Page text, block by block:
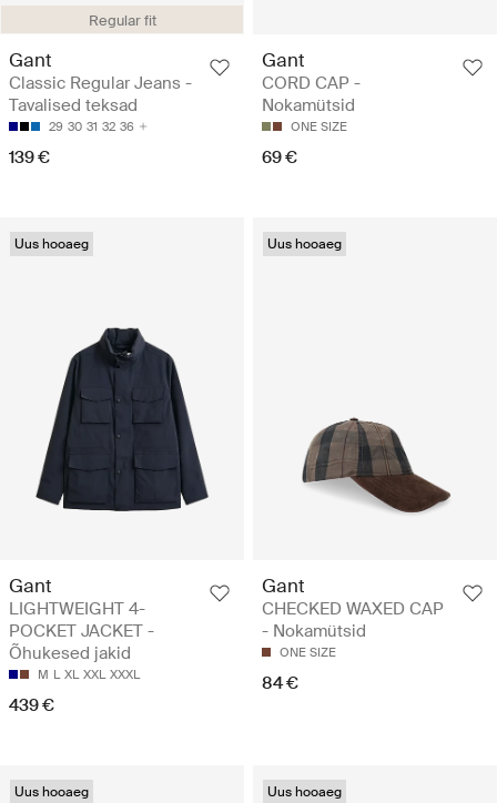
Regular fit
Gant
Classic Regular Jeans -
Tavalised teksad
29 30 31 32 36
139 €
Gant
CORD CAP -
Nokamütsid
ONE SIZE
69 €
Uus hooaeg
Gant
LIGHTWEIGHT 4-
POCKET JACKET -
Õhukesed jakid
M L XL XXL XXXL
439 €
Uus hooaeg
Gant
CHECKED WAXED CAP
- Nokamütsid
ONE SIZE
84 €
Uus hooaeg Uus hooaeg